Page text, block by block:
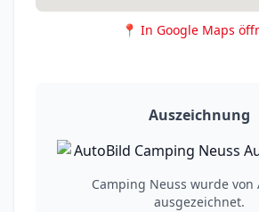
📍 In Google Maps
Auszeichnung
Camping Neuss wurde von
ausgezeichnet.